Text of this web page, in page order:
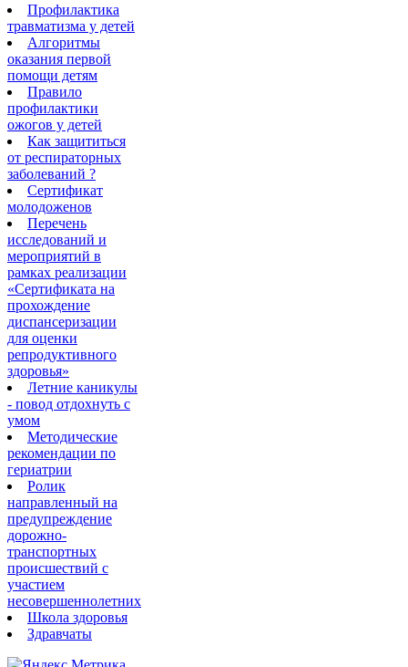
Профилактика
травматизма у детей
Алгоритмы
оказания первой
помощи детям
Правило
профилактики
ожогов у детей
Как защититься
от респираторных
заболеваний ?
Сертификат
молодоженов
Перечень
исследований и
мероприятий в
рамках реализации
«Сертификата на
прохождение
диспансеризации
для оценки
репродуктивного
здоровья»
Летние каникулы
- повод отдохнуть с
умом
Методические
рекомендации по
гериатрии
Ролик
направленный на
предупреждение
дорожно-
транспортных
происшествий с
участием
несовершеннолетних
Школа здоровья
Здравчаты